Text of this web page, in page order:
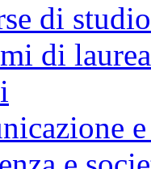
di studio
di